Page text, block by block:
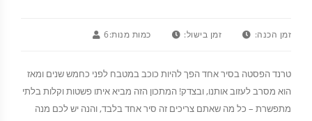
זמן הכנה: זמן בישול: כמות מנות:6
טרנד הפסטה בסיר אחד הפך להיות כוכב במטבח לפני כחמש שנים ומאז
הוא מסרב לעזוב אותנו, ובצדק! המתכון הזה מביא איתו פשטות וקלות בלתי
מתפשרת – כל מה שאתם צריכים זה סיר אחד בלבד, והנה יש לכם מנה